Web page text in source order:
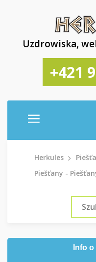
Uzdrowiska,
+421
Herkules
Piešťany -
Info